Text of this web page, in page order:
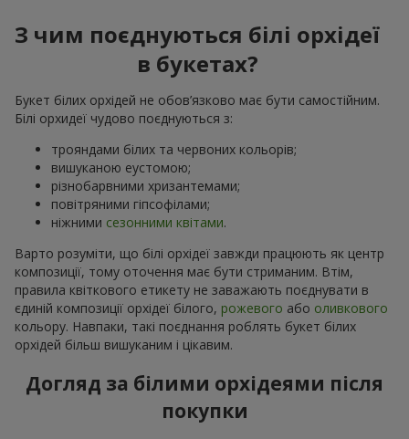
З чим поєднуються білі орхідеї
в букетах?
Букет білих орхідей не обов’язково має бути самостійним.
Білі орхидеї чудово поєднуються з:
трояндами білих та червоних кольорів;
вишуканою еустомою;
різнобарвними хризантемами;
повітряними гіпсофілами;
ніжними сезонними квітами.
Варто розуміти, що білі орхідеї завжди працюють як центр
композиції, тому оточення має бути стриманим. Втім,
правила квіткового етикету не заважають поєднувати в
єдиній композиції орхідеї білого, рожевого або оливкового
кольору. Навпаки, такі поєднання роблять букет білих
орхідей більш вишуканим і цікавим.
Догляд за білими орхідеями після
покупки